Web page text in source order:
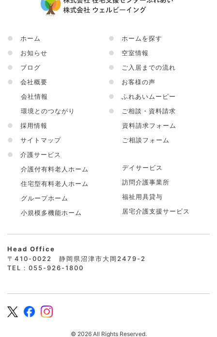
●
ホーム
●
お知らせ
●
ブログ
●
会社概要
会社情報
環境とのつながり
●
採用情報
●
サイトマップ
●
介護サービス
介護付有料老人ホーム
住宅型有料老人ホーム
グループホーム
小規模多機能ホーム
●
ホームを探す
●
空室情報
●
ご入居までの流れ
●
お客様の声
●
ふれあいムービー
●
ご相談・資料請求
資料請求フォーム
ご相談フォーム
デイサービス
訪問介護事業所
福祉用具貸与
居宅介護支援サービス
Head Office
〒410-0022 静岡県沼津市大岡2479-2
TEL：055-926-1800
© 2026 All Rights Reserved.